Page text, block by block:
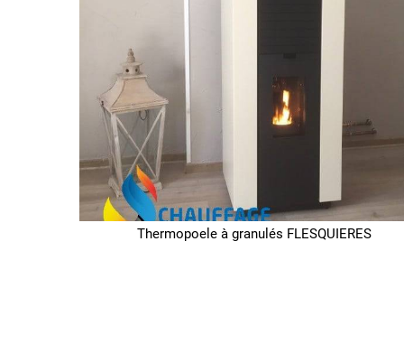
Thermopoele à granulés FLESQUIERES